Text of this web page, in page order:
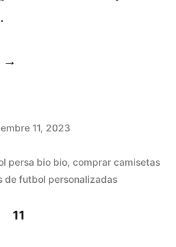
11, 2023
persa bio bio, comprar camisetas
de futbol personalizadas
11